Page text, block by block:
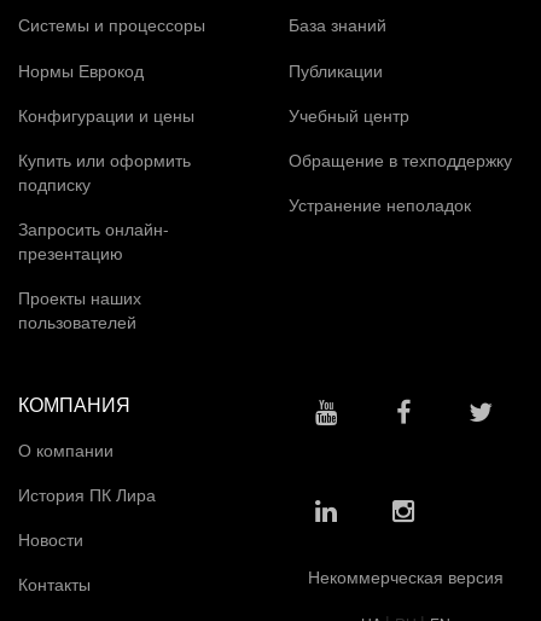
Системы и процессоры
Нормы Еврокод
Конфигурации и цены
Купить или оформить
подписку
Запросить онлайн-
презентацию
Проекты наших
пользователей
База знаний
Публикации
Учебный центр
Обращение в техподдержку
Устранение неполадок
КОМПАНИЯ
О компании
История ПК Лира
Новости
Контакты
Некоммерческая версия